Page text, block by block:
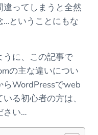
ってしまうと全然
…ということにもな
うに、この記事で
の主な違いについ
らWordPressでweb
る初心者の方は、
さい…